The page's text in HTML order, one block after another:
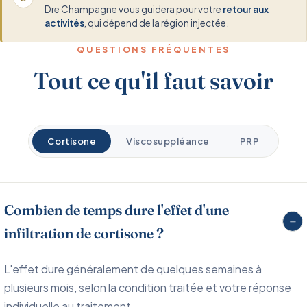
Dre Champagne vous guidera pour votre retour aux
activités , qui dépend de la région injectée.
QUESTIONS FRÉQUENTES
Tout ce qu'il faut savoir
Cortisone Viscosuppléance PRP
Combien de temps dure l'effet d'une
infiltration de cortisone ?
−
L'effet dure généralement de quelques semaines à
plusieurs mois, selon la condition traitée et votre réponse